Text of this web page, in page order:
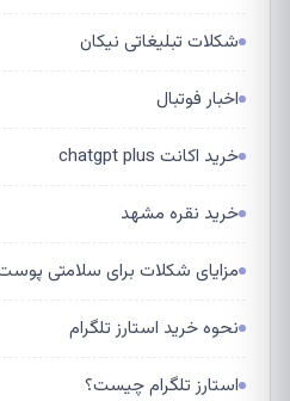
شکلات تبلیغاتی نیکان
اخبار فوتبال
خرید اکانت chatgpt plus
خرید نقره مشهد
مزایای شکلات برای سلامتی
نحوه خرید استارز تلگرام
استارز تلگرام چیست؟